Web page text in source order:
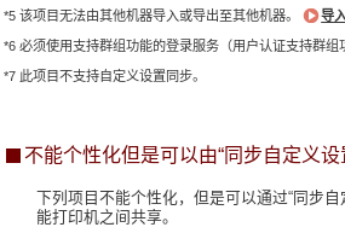
*5 该项目无法由其他机器导入或导出至其他机器。 导
*6 必须使用支持群组功能的登录服务（用户认证支持群组
*7 此项目不支持自定义设置同步。
不能个性化但是可以由“同步自定义设
下列项目不能个性化，但是可以通过“同步
能打印机之间共享。